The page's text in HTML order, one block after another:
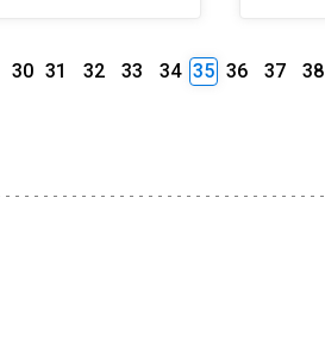
30 31 32 33 34 35 36 37 38